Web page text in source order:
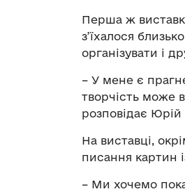
Перша ж
з’їхалося
організувати і
– У мене є
творчість може
розповідає
На виставці,
писання картин
– Ми хочемо